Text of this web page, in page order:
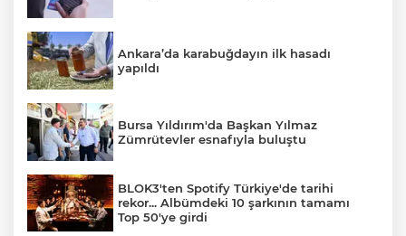
Ankara’da karabuğdayın ilk hasadı
yapıldı
Bursa Yıldırım'da Başkan Yılmaz
Zümrütevler esnafıyla buluştu
BLOK3'ten Spotify Türkiye'de tarihi
rekor... Albümdeki 10 şarkının tamamı
Top 50'ye girdi